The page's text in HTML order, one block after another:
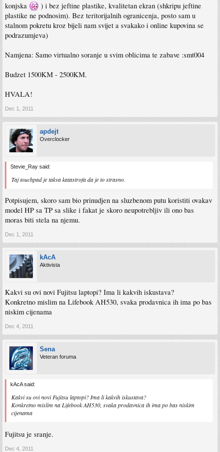
konjska
) i bez jeftine plastike, kvalitetan ekran (shkripu jeftine
plastike ne podnosim). Bez teritorijalnih ogranicenja, posto sam u
stalnom pokretu kroz bijeli nam svijet a svakako i online kupovina se
podrazumjeva)
Namjena: Samo virtualno soranje u svim oblicima te zabave :smt004
Budzet 1500KM - 2500KM.
HVALA!
Dec 1, 2011
apdejt
Overclocker
Stevie_Ray said:
Taj touchpad je takva katastrofa da je to strasno.
Potpisujem, skoro sam bio prinudjen na sluzbenom putu koristiti ovakav
model HP sa TP sa slike i fakat je skoro neupotrebljiv ili ono bas
moras biti stela na njemu.
Dec 1, 2011
kAcA
Aktivista
Kakvi su ovi novi Fujitsu laptopi? Ima li kakvih iskustava?
Konkretno mislim na Lifebook AH530, svaka prodavnica ih ima po bas
niskim cijenama
Dec 4, 2011
Sena
Veteran foruma
kAcA said:
Kakvi su ovi novi Fujitsu laptopi? Ima li kakvih iskustava?
Konkretno mislim na Lifebook AH530, svaka prodavnica ih ima po bas niskim
cijenama
Fujitsu je sranje.
Dec 4, 2011